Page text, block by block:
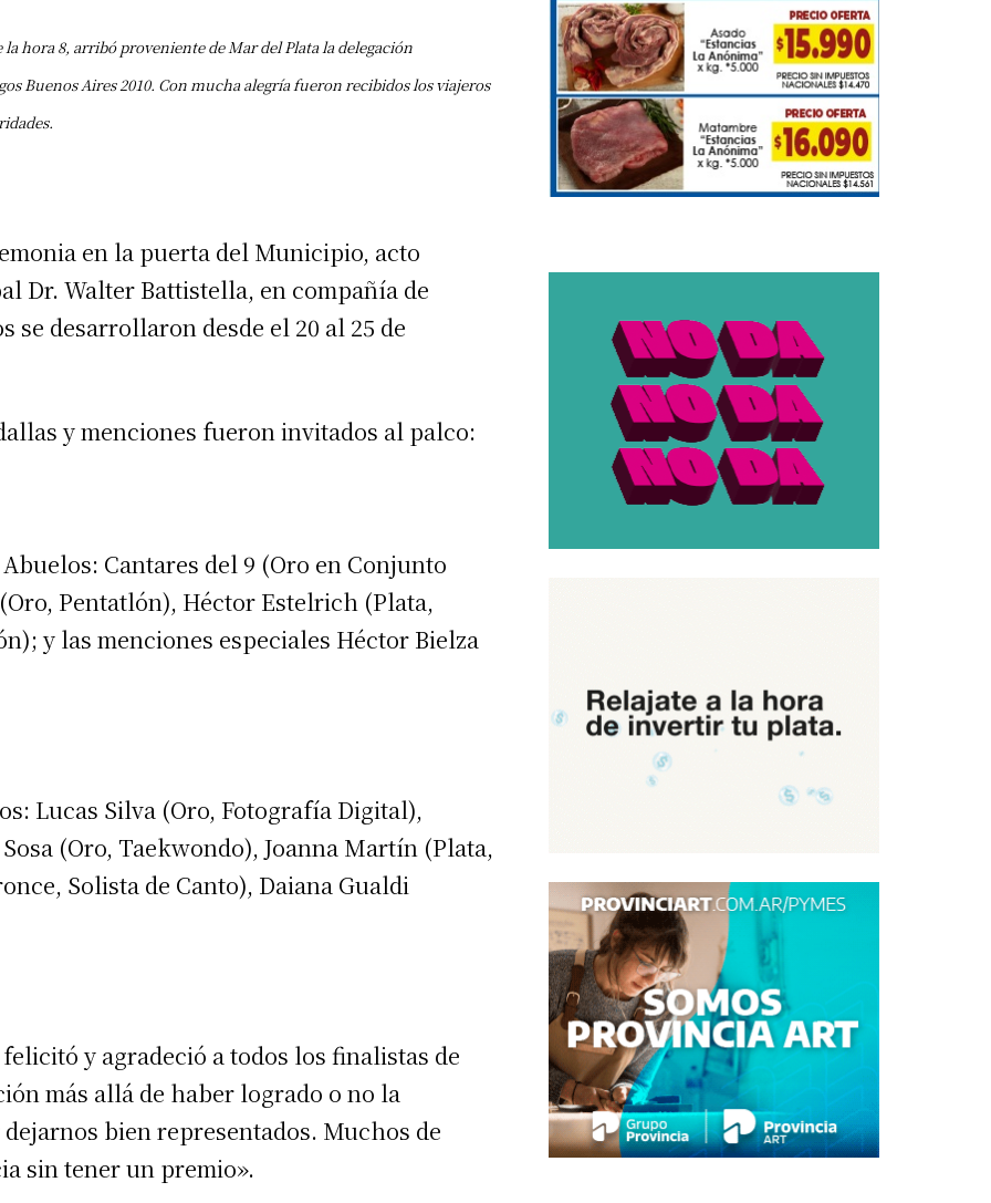
hora 8, arribó proveniente de Mar del Plata la delegación
Buenos Aires 2010. Con mucha alegría fueron recibidos los viajeros
en la puerta del Municipio, acto
Dr. Walter Battistella, en compañía de
se desarrollaron desde el 20 al 25 de
y menciones fueron invitados al palco:
Cantares del 9 (Oro en Conjunto
Pentatlón), Héctor Estelrich (Plata,
y las menciones especiales Héctor Bielza
Lucas Silva (Oro, Fotografía Digital),
(Oro, Taekwondo), Joanna Martín (Plata,
Solista de Canto), Daiana Gualdi
y agradeció a todos los finalistas de
más allá de haber logrado o no la
bien representados. Muchos de
sin tener un premio».